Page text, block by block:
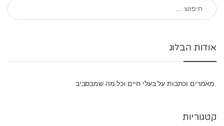
אודות הבלוג
.מאמרים וכתבות על בעלי חיים וכל מה שמבסביב
קטגוריות